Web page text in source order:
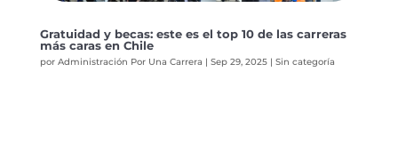
Gratuidad y becas: este es el top 10 de las carreras
más caras en Chile
por Administración Por Una Carrera | Sep 29, 2025| Sin categoría